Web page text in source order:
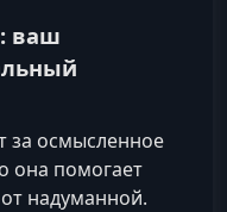
ваш
за осмысленное
она помогает
надуманной.